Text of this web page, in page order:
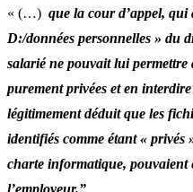
« (…) que la cour d’appel,
D:/données personnelles » du
salarié ne pouvait lui permettre
purement privées et en
légitimement déduit que les
identifiés comme étant « privés
charte informatique, pouvaient
l’employeur.”